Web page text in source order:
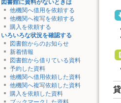
図書館に資料がないときは
他機関へ借用を依頼する
他機関へ複写を依頼する
購入を依頼する
いろいろな状況を確認する
図書館からのお知らせ
新着情報
図書館から借りている資料
予約した資料
他機関へ借用依頼した資料
他機関へ複写依頼した資料
購入を依頼した資料